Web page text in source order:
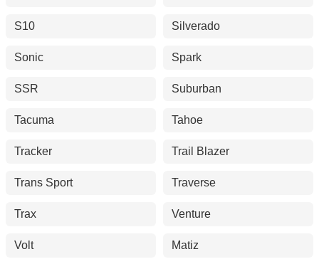
S10 Silverado
Sonic Spark
SSR Suburban
Tacuma Tahoe
Tracker Trail Blazer
Trans Sport Traverse
Trax Venture
Volt Matiz